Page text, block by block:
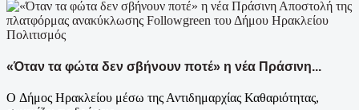
Πολιτισμός
«Όταν τα φώτα δεν σβήνουν ποτέ» η νέα Πράσινη...
Ο Δήμος Ηρακλείου μέσω της Αντιδημαρχίας Καθαριότητας,